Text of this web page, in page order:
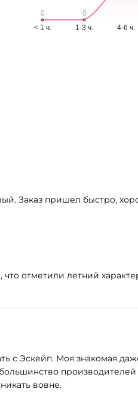
Заказ пришел быстро,
что отметили летний
с Эскейп. Моя знакомая
вовне.